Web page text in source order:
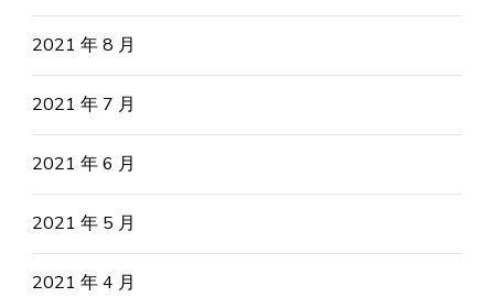
2021 年 8 月
2021 年 7 月
2021 年 6 月
2021 年 5 月
2021 年 4 月